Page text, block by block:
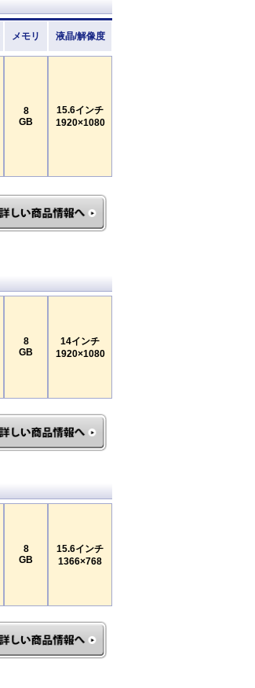
メモリ 液晶/解像度
8
GB
15.6インチ
1920×1080
8
GB
14インチ
1920×1080
8
GB
15.6インチ
1366×768